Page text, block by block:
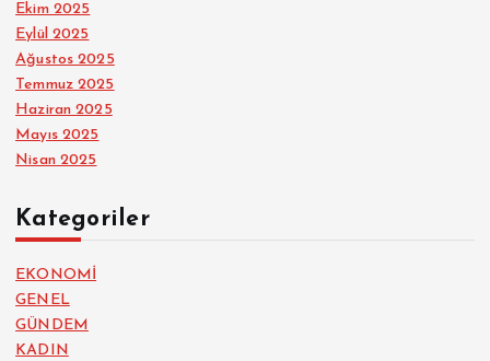
Ekim 2025
Eylül 2025
Ağustos 2025
Temmuz 2025
Haziran 2025
Mayıs 2025
Nisan 2025
Kategoriler
EKONOMİ
GENEL
GÜNDEM
KADIN